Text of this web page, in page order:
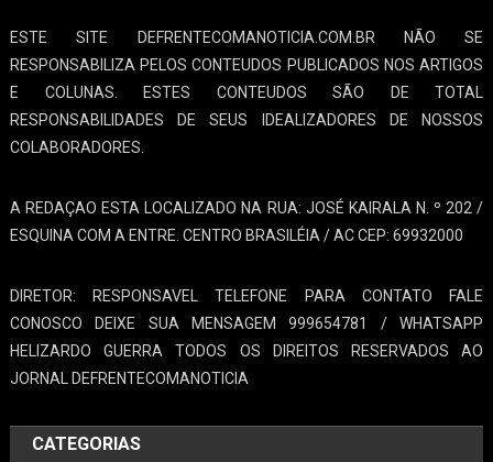
ESTE SITE DEFRENTECOMANOTICIA.COM.BR NÃO SE
RESPONSABILIZA PELOS CONTEUDOS PUBLICADOS NOS ARTIGOS
E COLUNAS. ESTES CONTEUDOS SÃO DE TOTAL
RESPONSABILIDADES DE SEUS IDEALIZADORES DE NOSSOS
COLABORADORES.
A REDAÇAO ESTA LOCALIZADO NA RUA: JOSÉ KAIRALA N. º 202 /
ESQUINA COM A ENTRE. CENTRO BRASILÉIA / AC CEP: 69932000
DIRETOR: RESPONSAVEL TELEFONE PARA CONTATO FALE
CONOSCO DEIXE SUA MENSAGEM 999654781 / WHATSAPP
HELIZARDO GUERRA TODOS OS DIREITOS RESERVADOS AO
JORNAL DEFRENTECOMANOTICIA
CATEGORIAS